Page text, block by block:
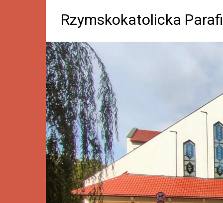
Rzymskokatolicka